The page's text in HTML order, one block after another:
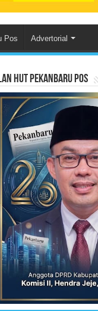
Pos Advertorial
HUT Pekanbaru Pos